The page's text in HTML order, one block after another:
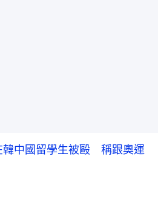
韓中國留學生被毆 稱跟奧運